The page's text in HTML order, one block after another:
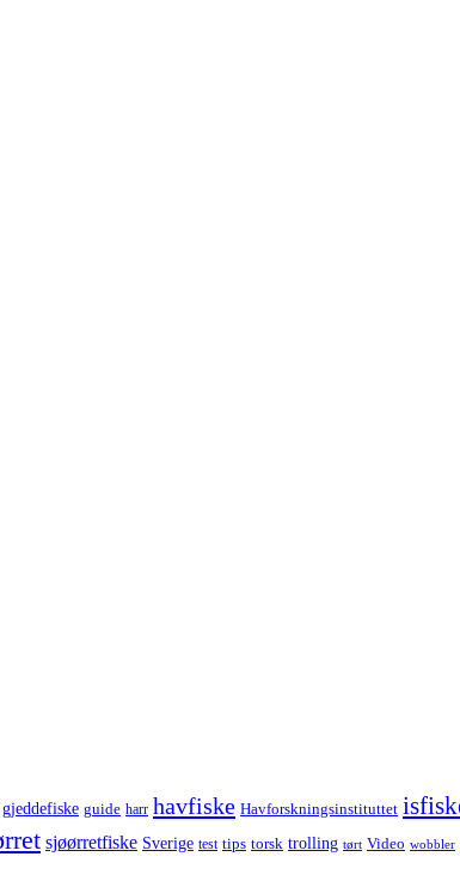
gjeddefiske guide harr havfiske Havforskningsinstituttet
sjøørretfiske Sverige test tips torsk trolling tørt Video wobbler